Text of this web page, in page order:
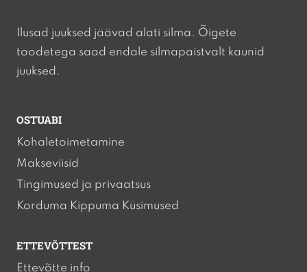
Ilusad juuksed jäävad alati silma. Õigete
toodetega saad endale silmapaistvalt kaunid
juuksed.
OSTUABI
Kohaletoimetamine
Makseviisid
Tingimused ja privaatsus
Korduma Kippuma Küsimused
ETTEVÕTTEST
Ettevõtte info